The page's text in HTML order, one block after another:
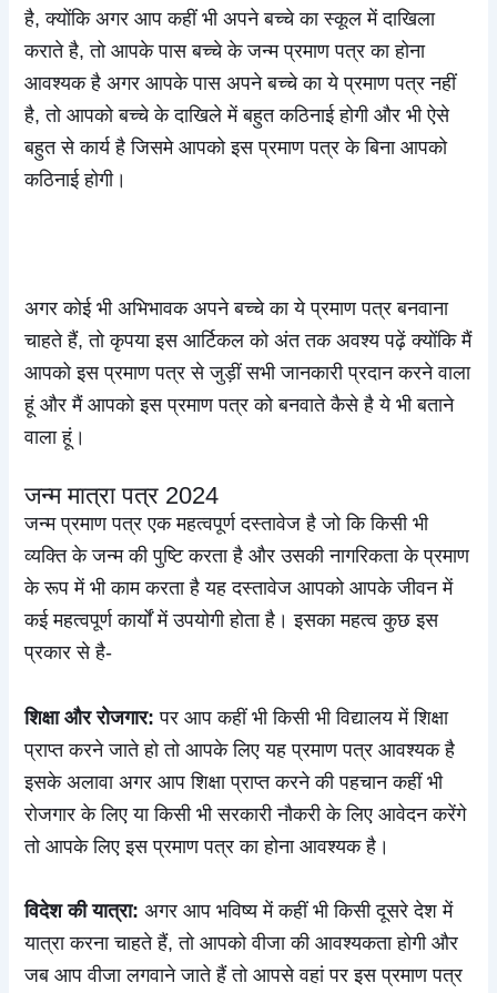
है, क्योंकि अगर आप कहीं भी अपने बच्चे का स्कूल में दाखिला
कराते है, तो आपके पास बच्चे के जन्म प्रमाण पत्र का होना
आवश्यक है अगर आपके पास अपने बच्चे का ये प्रमाण पत्र नहीं
है, तो आपको बच्चे के दाखिले में बहुत कठिनाई होगी और भी ऐसे
बहुत से कार्य है जिसमे आपको इस प्रमाण पत्र के बिना आपको
कठिनाई होगी।
अगर कोई भी अभिभावक अपने बच्चे का ये प्रमाण पत्र बनवाना
चाहते हैं, तो कृपया इस आर्टिकल को अंत तक अवश्य पढ़ें क्योंकि मैं
आपको इस प्रमाण पत्र से जुड़ीं सभी जानकारी प्रदान करने वाला
हूं और मैं आपको इस प्रमाण पत्र को बनवाते कैसे है ये भी बताने
वाला हूं।
जन्म मात्रा पत्र 2024
जन्म प्रमाण पत्र एक महत्वपूर्ण दस्तावेज है जो कि किसी भी
व्यक्ति के जन्म की पुष्टि करता है और उसकी नागरिकता के प्रमाण
के रूप में भी काम करता है यह दस्तावेज आपको आपके जीवन में
कई महत्वपूर्ण कार्यों में उपयोगी होता है। इसका महत्व कुछ इस
प्रकार से है-
शिक्षा और रोजगार: पर आप कहीं भी किसी भी विद्यालय में शिक्षा
प्राप्त करने जाते हो तो आपके लिए यह प्रमाण पत्र आवश्यक है
इसके अलावा अगर आप शिक्षा प्राप्त करने की पहचान कहीं भी
रोजगार के लिए या किसी भी सरकारी नौकरी के लिए आवेदन करेंगे
तो आपके लिए इस प्रमाण पत्र का होना आवश्यक है।
विदेश की यात्रा: अगर आप भविष्य में कहीं भी किसी दूसरे देश में
यात्रा करना चाहते हैं, तो आपको वीजा की आवश्यकता होगी और
जब आप वीजा लगवाने जाते हैं तो आपसे वहां पर इस प्रमाण पत्र